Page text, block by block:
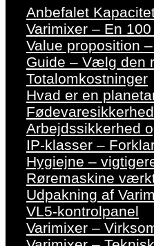
Anbefalet
Varimixer – En
Value proposition
Guide – Vælg den
Totalomkostninger
Hvad er en
Fødevaresikkerhed
Arbejdssikkerhed
IP-klasser –
Hygiejne –
Røremaskine
Udpakning af
VL5-kontrolpanel
Varimixer –